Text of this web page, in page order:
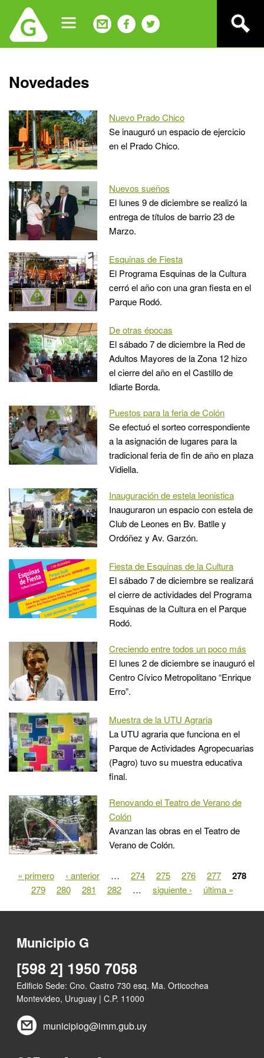
navigation
Back
to
Novedades
Nuevo Prado Chico
Se inauguró un espacio de ejercicio
en el Prado Chico.
Nuevos sueños
El lunes 9 de diciembre se realizó la
entrega de títulos de barrio 23 de
Marzo.
Esquinas de Fiesta
El Programa Esquinas de la Cultura
cerró el año con una gran fiesta en el
Parque Rodó.
De otras épocas
El sábado 7 de diciembre la Red de
Adultos Mayores de la Zona 12 hizo
el cierre del año en el Castillo de
Idiarte Borda.
Puestos para la feria de Colón
Se efectuó el sorteo correspondiente
a la asignación de lugares para la
tradicional feria de fin de año en plaza
Vidiella.
Inauguración de estela leonistica
Inauguraron un espacio con estela de
Club de Leones en Bv. Batlle y
Ordóñez y Av. Garzón.
Fiesta de Esquinas de la Cultura
El sábado 7 de diciembre se realizará
el cierre de actividades del Programa
Esquinas de la Cultura en el Parque
Rodó.
Creciendo entre todos un poco más
El lunes 2 de diciembre se inauguró el
Centro Cívico Metropolitano “Enrique
Erro”.
Muestra de la UTU Agraria
La UTU agraria que funciona en el
Parque de Actividades Agropecuarias
(Pagro) tuvo su muestra educativa
final.
Renovando el Teatro de Verano de
Colón
Avanzan las obras en el Teatro de
Verano de Colón.
Páginas
« primero ‹ anterior … 274 275 276 277 278
279 280 281 282 … siguiente › última »
Municipio G
[598 2] 1950 7058
Edificio Sede: Cno. Castro 730 esq. Ma. Orticochea
Montevideo, Uruguay | C.P. 11000
municipiog@imm.gub.uy